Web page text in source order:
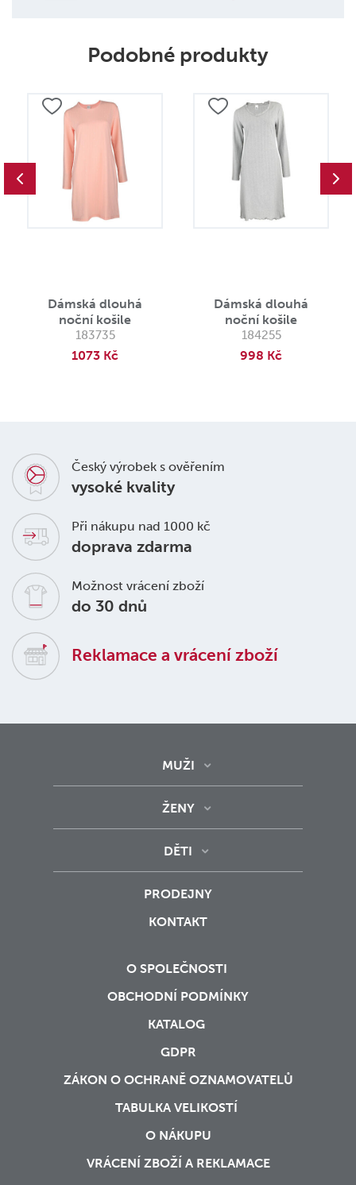
Podobné produkty
Dámská dlouhá
noční košile
183735
1073 Kč
Dámská dlouhá
noční košile
184255
998 Kč
Český výrobek s ověřením
vysoké kvality
Při nákupu nad 1000 kč
doprava zdarma
Možnost vrácení zboží
do 30 dnů
Reklamace a vrácení zboží
MUŽI
ŽENY
DĚTI
PRODEJNY
KONTAKT
O SPOLEČNOSTI
OBCHODNÍ PODMÍNKY
KATALOG
GDPR
ZÁKON O OCHRANĚ OZNAMOVATELŮ
TABULKA VELIKOSTÍ
O NÁKUPU
VRÁCENÍ ZBOŽÍ A REKLAMACE